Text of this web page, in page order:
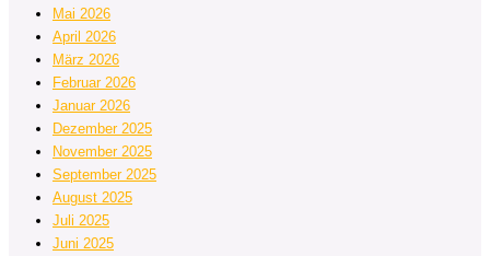
Mai 2026
April 2026
März 2026
Februar 2026
Januar 2026
Dezember 2025
November 2025
September 2025
August 2025
Juli 2025
Juni 2025